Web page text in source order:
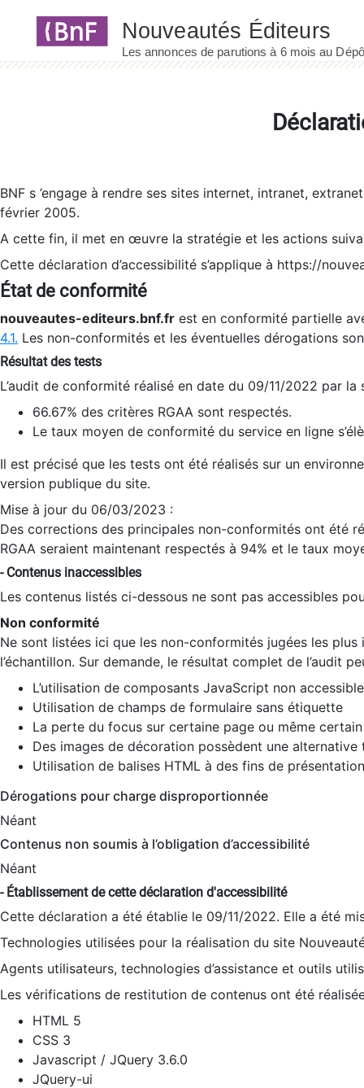
BNF s ’engage à rendre ses sites internet, intranet,
février 2005.
A cette fin, il met en œuvre la stratégie et les actions
Cette déclaration d’accessibilité s’applique à https://
État de conformité
nouveautes-editeurs.bnf.fr est en conformité partielle
4.1. Les non-conformités et les éventuelles dérogations
Résultat des tests
L’audit de conformité réalisé en date du 09/11/2022 par
66.67% des critères RGAA sont respectés.
Le taux moyen de conformité du service en ligne
Il est précisé que les tests ont été réalisés sur un
version publique du site.
Mise à jour du 06/03/2023 :
Des corrections des principales non-conformités ont été
RGAA seraient maintenant respectés à 94% et le taux
- Contenus inaccessibles
Les contenus listés ci-dessous ne sont pas accessibles
Non conformité
Ne sont listées ici que les non-conformités jugées les
l’échantillon. Sur demande, le résultat complet de l’audit
L’utilisation de composants JavaScript non
Utilisation de champs de formulaire sans étiquette
La perte du focus sur certaine page ou même
Des images de décoration possèdent une alternative
Utilisation de balises HTML à des fins de
Dérogations pour charge disproportionnée
Néant
Contenus non soumis à l’obligation d’accessibilité
Néant
- Établissement de cette déclaration d'accessibilité
Cette déclaration a été établie le 09/11/2022. Elle a été
Technologies utilisées pour la réalisation du site
Agents utilisateurs, technologies d’assistance et outils
Les vérifications de restitution de contenus ont été
HTML 5
CSS 3
Javascript / JQuery 3.6.0
JQuery-ui